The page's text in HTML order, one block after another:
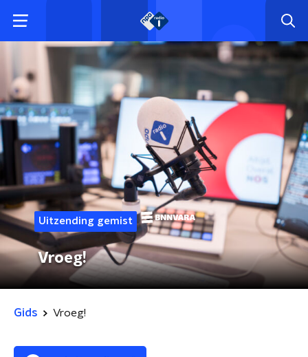
Uitzending gemist
Vroeg!
Gids Vroeg!